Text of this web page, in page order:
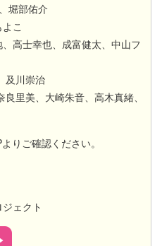
堀部佑介
こ
高士幸也、成富健太、中山フ
及川崇治
里美、大崎朱音、高木真緒、
りご確認ください。
ェクト